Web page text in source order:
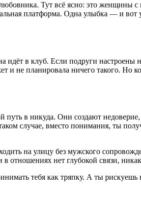
Тут всё ясно: это женщины
платформа. Одна улыбка — и
в клуб. Если подруги настроены
не планировала ничего такого. Но
путь в никуда. Они создают
случае, вместо понимания, ты
на улицу без мужского
нет глубокой связи,
тебя как тряпку. А ты рискуешь